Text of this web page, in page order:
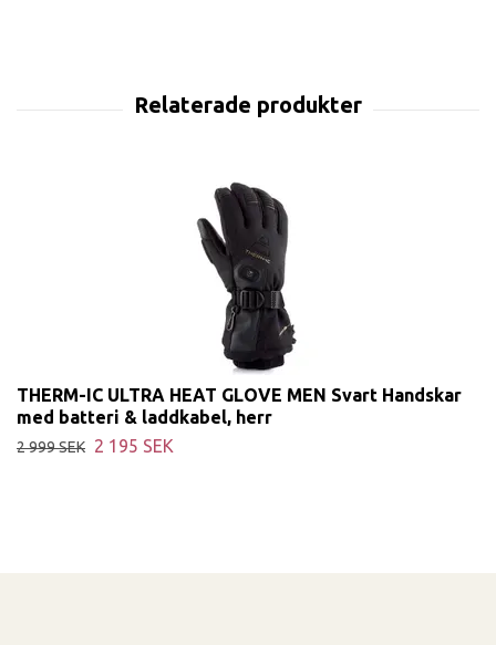
THERM-IC ULTRA HEAT GLOVE MEN Svart Handskar
med batteri & laddkabel, herr
2 999 SEK 2 195 SEK